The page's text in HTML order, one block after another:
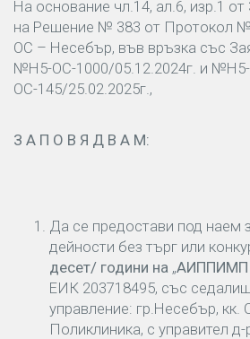
На основание чл.14, ал.6, изр.1
на Решение № 383 от Протокол
ОС – Несебър, във връзка със
№Н5-ОС-1000/05.12.2024г. и №Н5-
ОС-145/25.02.2025г.,
З А П О В Я Д В А М:
Да се предостави под наем
дейности без търг или
десет/ години на „АИППИМП
ЕИК 203718495, със
управление: гр.Несебър, кк.
Поликлиника, с управител